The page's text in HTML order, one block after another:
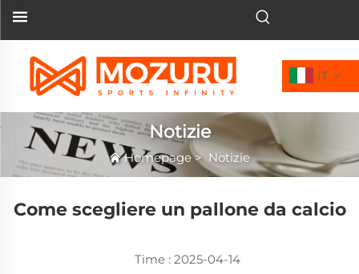
IT
Notizie
Homepage> Notizie
Come scegliere un pallone da calcio
Time : 2025-04-14